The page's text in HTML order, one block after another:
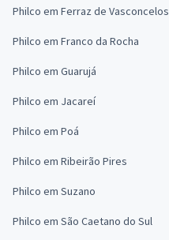
Philco em Ferraz de Vasconcelos
Philco em Franco da Rocha
Philco em Guarujá
Philco em Jacareí
Philco em Poá
Philco em Ribeirão Pires
Philco em Suzano
Philco em São Caetano do Sul